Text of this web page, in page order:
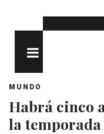
MUNDO
Habrá cinco
la